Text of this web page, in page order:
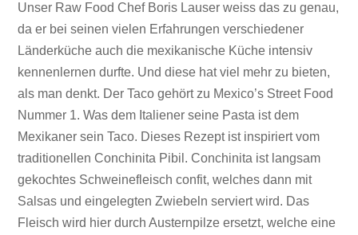
Unser Raw Food Chef Boris Lauser weiss das zu genau,
da er bei seinen vielen Erfahrungen verschiedener
Länderküche auch die mexikanische Küche intensiv
kennenlernen durfte. Und diese hat viel mehr zu bieten,
als man denkt. Der Taco gehört zu Mexico’s Street Food
Nummer 1. Was dem Italiener seine Pasta ist dem
Mexikaner sein Taco. Dieses Rezept ist inspiriert vom
traditionellen Conchinita Pibil. Conchinita ist langsam
gekochtes Schweinefleisch confit, welches dann mit
Salsas und eingelegten Zwiebeln serviert wird. Das
Fleisch wird hier durch Austernpilze ersetzt, welche eine